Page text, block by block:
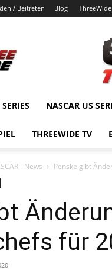
/ Beitreten Blog
NASCAR US
THREEWIDE TV
- News Penske gibt
für